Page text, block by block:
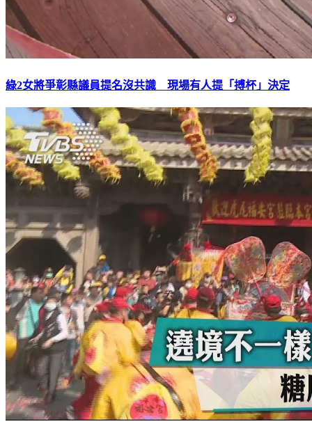
綠2女將爭彰縣議員提名沒共識 現場有人提「搏杯」決定